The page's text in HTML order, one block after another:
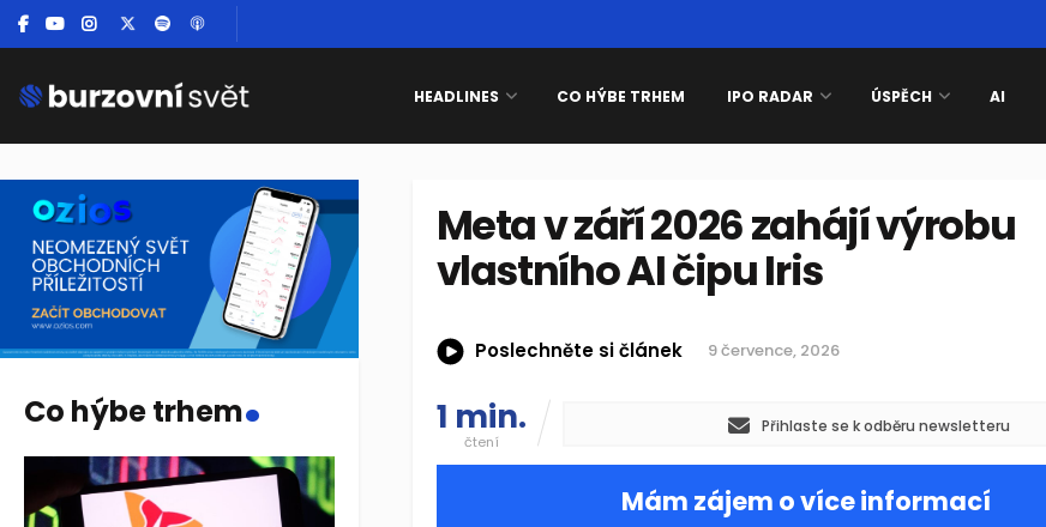
HEADLINES CO HÝBE TRHEM IPO RADAR ÚSPĚCH AI
Meta v září 2026 zahájí výrobu
vlastního AI čipu Iris
Poslechněte si článek 9 července, 2026
1 min.
čtení
Přihlaste se k odběru newsletteru
Mám zájem o více informací
Co hýbe trhem.